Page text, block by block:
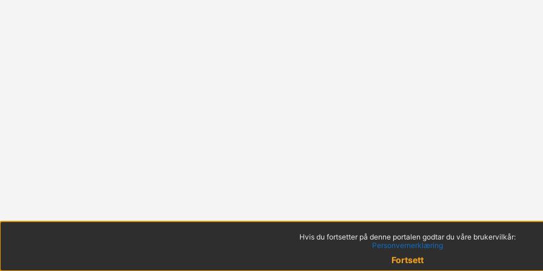
Hvis du fortsetter på denne portalen godtar du våre brukervilkår:
Personvernerklæring
Fortsett